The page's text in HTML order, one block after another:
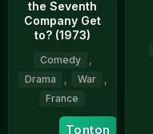
the Seventh
Company Get
to? (1973)
Comedy
Drama
War
France
24
Robert
Tonton